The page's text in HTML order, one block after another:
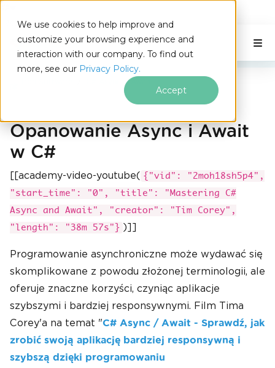
We use cookies to help improve and
customize your browsing experience and
interaction with our company. To find out
more, see our Privacy Policy.
Accept
IRONSOFTWARE
Przejdź do treści stopki
C# Application
Na tej stronie
C# Async & Await
Opanowanie Async i Await
w C#
[[academy-video-youtube( {"vid": "2moh18sh5p4",
"start_time": "0", "title": "Mastering C#
Async and Await", "creator": "Tim Corey",
"length": "38m 57s"} )]]
Programowanie asynchroniczne może wydawać się
skomplikowane z powodu złożonej terminologii, ale
oferuje znaczne korzyści, czyniąc aplikacje
szybszymi i bardziej responsywnymi. Film Tima
Corey'a na temat "C# Async / Await - Sprawdź, jak
zrobić swoją aplikację bardziej responsywną i
szybszą dzięki programowaniu